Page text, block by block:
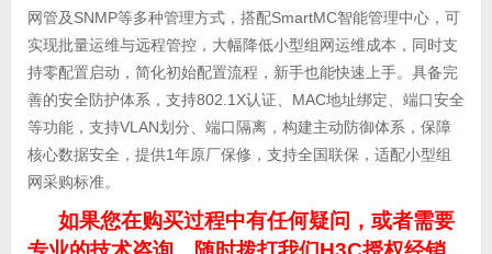
网管及SNMP等多种管理方式，搭配SmartMC智能管理中心，可
实现批量运维与远程管控，大幅降低小型组网运维成本，同时支
持零配置启动，简化初始配置流程，新手也能快速上手。具备完
善的安全防护体系，支持802.1X认证、MAC地址绑定、端口安全
等功能，支持VLAN划分、端口隔离，构建主动防御体系，保障
核心数据安全，提供1年原厂保修，支持全国联保，适配小型组
网采购标准。
如果您在购买过程中有任何疑问，或者需要